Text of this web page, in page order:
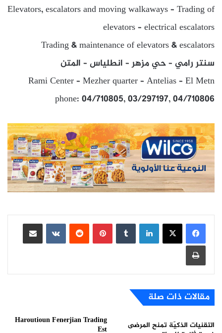
Elevators, escalators and moving walkaways – Trading of
elevators – electrical escalators
Trading & maintenance of elevators & escalators
سنتر رامي – حي مزهر – انطلياس – المتن
Rami Center – Mezher quarter – Antelias – El Metn
phone: 04/710805, 03/297197, 04/710806
لينكدإن بينتيريست
مشاركة عبر البريد
طباعة
مقالات ذات صلة
التقنيات الذكيّة تمنح المرضى
Haroutioun Fenerjian Trading
Est